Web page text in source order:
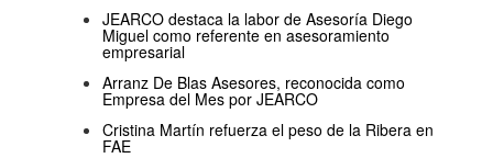
JEARCO destaca la labor de Asesoría Diego
Miguel como referente en asesoramiento
empresarial
Arranz De Blas Asesores, reconocida como
Empresa del Mes por JEARCO
Cristina Martín refuerza el peso de la Ribera en
FAE